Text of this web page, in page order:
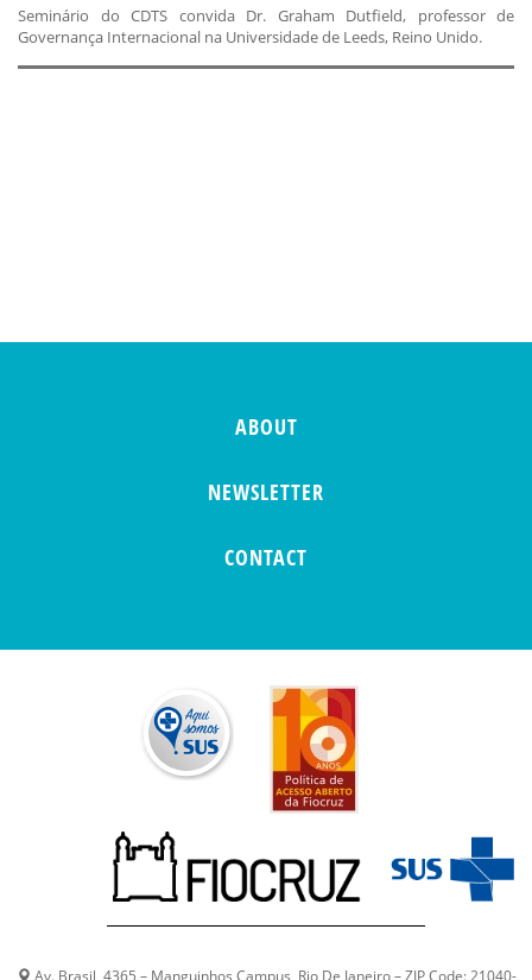
Seminário do CDTS convida Dr. Graham Dutfield, professor de
Governança Internacional na Universidade de Leeds, Reino Unido.
ABOUT
NEWSLETTER
CONTACT
Av. Brasil, 4365 – Manguinhos Campus, Rio De Janeiro – ZIP Code: 21040-